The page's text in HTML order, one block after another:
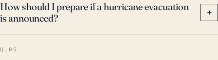
How should I prepare if a hurricane evacuation
is announced?
+
Q.05